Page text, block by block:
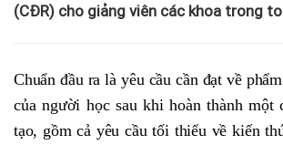
(CĐR) cho giảng viên các khoa trong
Chuẩn đầu ra là yêu cầu cần đạt về
của người học sau khi hoàn thành một
tạo, gồm cả yêu cầu tối thiểu về kiến